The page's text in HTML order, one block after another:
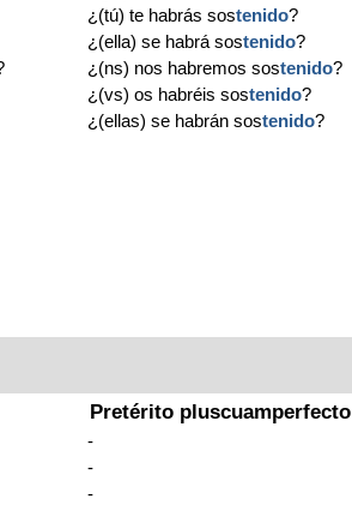
¿(tú) te habrás sostenido?
¿(ella) se habrá sostenido?
¿(ns) nos habremos sostenido?
¿(vs) os habréis sostenido?
¿(ellas) se habrán sostenido?
Pretérito pluscuamperfecto
-
-
-